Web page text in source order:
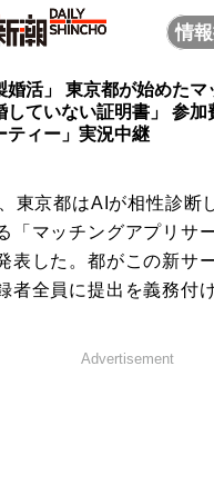
情
婚活」 東京都が始めた
していない証明書」 参
ティー」実況中継
東京都はAIが相性診断
「マッチングアプリサ
表した。都がこの新サ
者全員に提出を義務付
Advertisement